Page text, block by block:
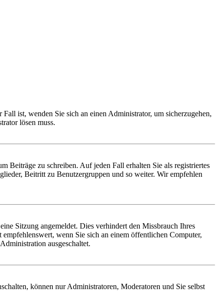
ist, wenden Sie sich an einen Administrator, um sicherzugehen,
lösen muss.
Beiträge zu schreiben. Auf jeden Fall erhalten Sie als registriertes
Beitritt zu Benutzergruppen und so weiter. Wir empfehlen
Sitzung angemeldet. Dies verhindert den Missbrauch Ihres
wenn Sie sich an einem öffentlichen Computer,
ausgeschaltet.
können nur Administratoren, Moderatoren und Sie selbst